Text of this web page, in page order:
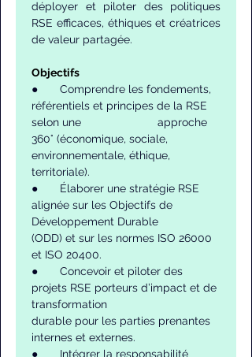
déployer et piloter des politiques
RSE efficaces, éthiques et créatrices
de valeur partagée.
Objectifs
●       Comprendre les fondements,
référentiels et principes de la RSE
selon une 			approche
360° (économique, sociale,
environnementale, éthique,
territoriale).
●       Élaborer une stratégie RSE
alignée sur les Objectifs de
Développement Durable
(ODD) et sur les normes ISO 26000
et ISO 20400.
●       Concevoir et piloter des
projets RSE porteurs d’impact et de
transformation
durable pour les parties prenantes
internes et externes.
●       Intégrer la responsabilité